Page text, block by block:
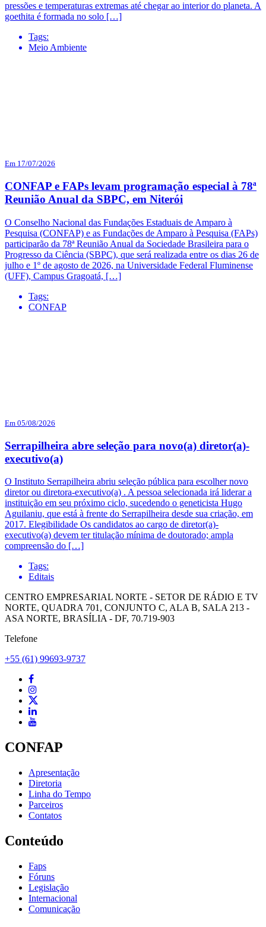
pressões e temperaturas extremas até chegar ao interior do planeta. A
goethita é formada no solo […]
Tags:
Meio Ambiente
Em 17/07/2026
CONFAP e FAPs levam programação especial à 78ª
Reunião Anual da SBPC, em Niterói
O Conselho Nacional das Fundações Estaduais de Amparo à
Pesquisa (CONFAP) e as Fundações de Amparo à Pesquisa (FAPs)
participarão da 78ª Reunião Anual da Sociedade Brasileira para o
Progresso da Ciência (SBPC), que será realizada entre os dias 26 de
julho e 1º de agosto de 2026, na Universidade Federal Fluminense
(UFF), Campus Gragoatá, […]
Tags:
CONFAP
Em 05/08/2026
Serrapilheira abre seleção para novo(a) diretor(a)-
executivo(a)
O Instituto Serrapilheira abriu seleção pública para escolher novo
diretor ou diretora-executivo(a) . A pessoa selecionada irá liderar a
instituição em seu próximo ciclo, sucedendo o geneticista Hugo
Aguilaniu, que está à frente do Serrapilheira desde sua criação, em
2017. Elegibilidade Os candidatos ao cargo de diretor(a)-
executivo(a) devem ter titulação mínima de doutorado; ampla
compreensão do […]
Tags:
Editais
CENTRO EMPRESARIAL NORTE - SETOR DE RÁDIO E TV
NORTE, QUADRA 701, CONJUNTO C, ALA B, SALA 213 -
ASA NORTE, BRASÍLIA - DF, 70.719-903
Telefone
+55 (61) 99693-9737
CONFAP
Apresentação
Diretoria
Linha do Tempo
Parceiros
Contatos
Conteúdo
Faps
Fóruns
Legislação
Internacional
Comunicação